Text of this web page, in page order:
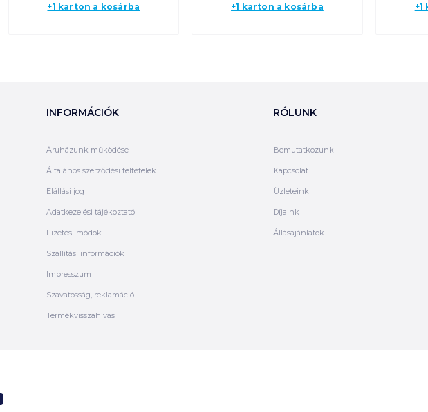
+1 karton a kosárba +1 karton a kosárba
INFORMÁCIÓK
Áruházunk működése
Általános szerződési feltételek
Elállási jog
Adatkezelési tájékoztató
Fizetési módok
Szállítási információk
Impresszum
Szavatosság, reklamáció
Termékvisszahívás
RÓLUNK
Bemutatkozunk
Kapcsolat
Üzleteink
Díjaink
Állásajánlatok